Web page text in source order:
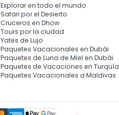
Explorar en todo el mundo
Safari por el Desierto
Cruceros en Dhow
Tours por la ciudad
Yates de Lujo
Paquetes Vacacionales en Dubái
Paquetes de Luna de Miel en Dubái
Paquetes de Vacaciones en Turquía
Paquetes Vacacionales a Maldivas